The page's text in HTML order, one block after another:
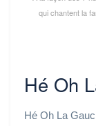
qui chantent la
Hé Oh
Hé Oh La